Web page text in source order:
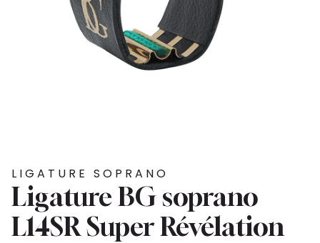
LIGATURE SOPRANO
Ligature BG soprano
L14SR Super Révélation